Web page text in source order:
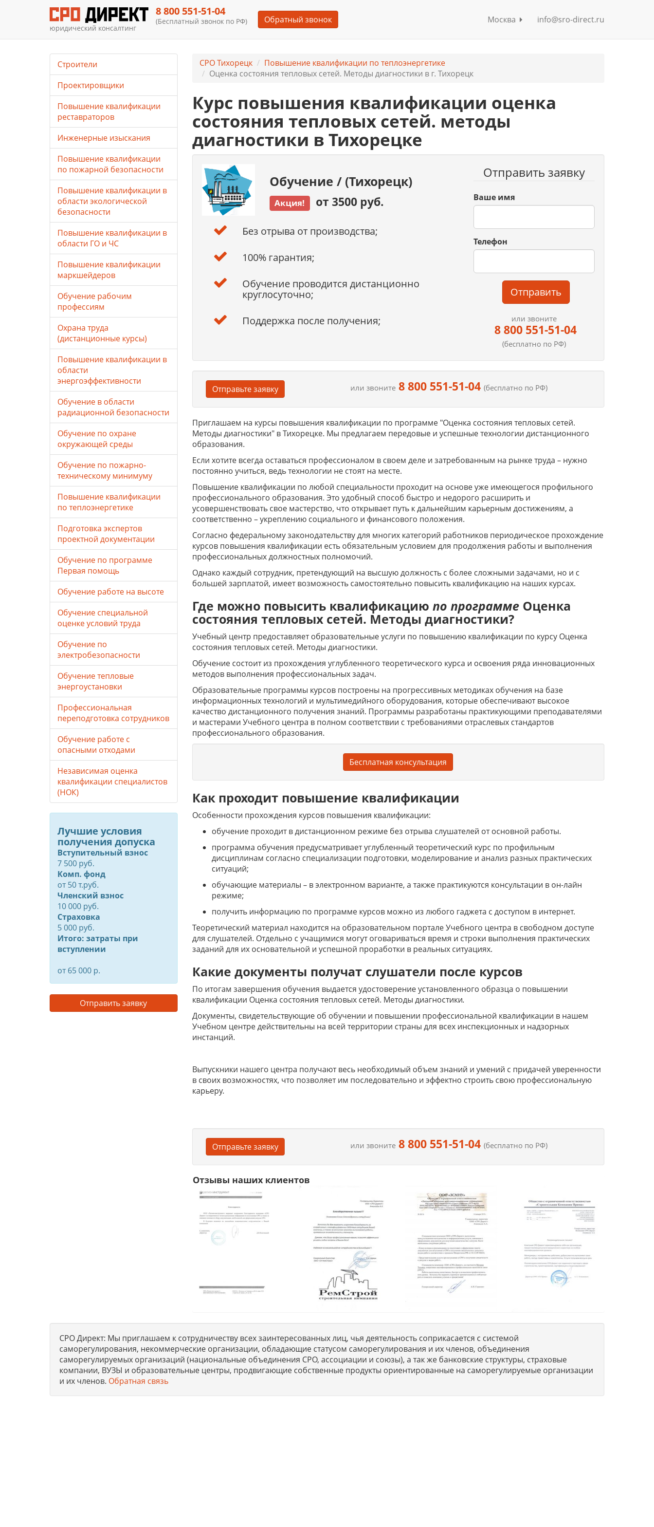
юридический консалтинг
8 800 551-51-04
(Бесплатный звонок по РФ) Обратный звонок Москва info@sro-direct.ru
СРО Тихорецк
Повышение квалификации по теплоэнергетике
Оценка состояния тепловых сетей. Методы диагностики в г. Тихорецк
Курс повышения квалификации оценка
состояния тепловых сетей. методы
диагностики в Тихорецке
Обучение / (Тихорецк)
Акция! от 3500 руб.
Без отрыва от производства;
100% гарантия;
Обучение проводится дистанционно
круглосуточно;
Поддержка после получения;
Отправить заявку
Ваше имя
Телефон
Отправить
или звоните
8 800 551-51-04
(бесплатно по РФ)
Отправьте заявку или звоните 8 800 551-51-04(бесплатно по РФ)
Приглашаем на курсы повышения квалификации по программе "Оценка состояния тепловых сетей.
Методы диагностики" в Тихорецке. Мы предлагаем передовые и успешные технологии дистанционного
образования.
Если хотите всегда оставаться профессионалом в своем деле и затребованным на рынке труда – нужно
постоянно учиться, ведь технологии не стоят на месте.
Повышение квалификации по любой специальности проходит на основе уже имеющегося профильного
профессионального образования. Это удобный способ быстро и недорого расширить и
усовершенствовать свое мастерство, что открывает путь к дальнейшим карьерным достижениям, а
соответственно – укреплению социального и финансового положения.
Согласно федеральному законодательству для многих категорий работников периодическое прохождение
курсов повышения квалификации есть обязательным условием для продолжения работы и выполнения
профессиональных должностных полномочий.
Однако каждый сотрудник, претендующий на высшую должность с более сложными задачами, но и с
большей зарплатой, имеет возможность самостоятельно повысить квалификацию на наших курсах.
Где можно повысить квалификацию по программе Оценка
состояния тепловых сетей. Методы диагностики?
Учебный центр предоставляет образовательные услуги по повышению квалификации по курсу Оценка
состояния тепловых сетей. Методы диагностики.
Обучение состоит из прохождения углубленного теоретического курса и освоения ряда инновационных
методов выполнения профессиональных задач.
Образовательные программы курсов построены на прогрессивных методиках обучения на базе
информационных технологий и мультимедийного оборудования, которые обеспечивают высокое
качество дистанционного получения знаний. Программы разработаны практикующими преподавателями
и мастерами Учебного центра в полном соответствии с требованиями отраслевых стандартов
профессионального образования.
Бесплатная консультация
Как проходит повышение квалификации
Особенности прохождения курсов повышения квалификации:
обучение проходит в дистанционном режиме без отрыва слушателей от основной работы.
программа обучения предусматривает углубленный теоретический курс по профильным
дисциплинам согласно специализации подготовки, моделирование и анализ разных практических
ситуаций;
обучающие материалы – в электронном варианте, а также практикуются консультации в он-лайн
режиме;
получить информацию по программе курсов можно из любого гаджета с доступом в интернет.
Теоретический материал находится на образовательном портале Учебного центра в свободном доступе
для слушателей. Отдельно с учащимися могут оговариваться время и строки выполнения практических
заданий для их основательной и успешной проработки в реальных ситуациях.
Какие документы получат слушатели после курсов
По итогам завершения обучения выдается удостоверение установленного образца о повышении
квалификации Оценка состояния тепловых сетей. Методы диагностики.
Документы, свидетельствующие об обучении и повышении профессиональной квалификации в нашем
Учебном центре действительны на всей территории страны для всех инспекционных и надзорных
инстанций.
Выпускники нашего центра получают весь необходимый объем знаний и умений с придачей уверенности
в своих возможностях, что позволяет им последовательно и эффектно строить свою профессиональную
карьеру.
Отправьте заявку или звоните 8 800 551-51-04(бесплатно по РФ)
Отзывы наших клиентов
Строители
Проектировщики
Повышение квалификации
реставраторов
Инженерные изыскания
Повышение квалификации
по пожарной безопасности
Повышение квалификации в
области экологической
безопасности
Повышение квалификации в
области ГО и ЧС
Повышение квалификации
маркшейдеров
Обучение рабочим
профессиям
Охрана труда
(дистанционные курсы)
Повышение квалификации в
области
энергоэффективности
Обучение в области
радиационной безопасности
Обучение по охране
окружающей среды
Обучение по пожарно-
техническому минимуму
Повышение квалификации
по теплоэнергетике
Подготовка экспертов
проектной документации
Обучение по программе
Первая помощь
Обучение работе на высоте
Обучение специальной
оценке условий труда
Обучение по
электробезопасности
Обучение тепловые
энергоустановки
Профессиональная
переподготовка сотрудников
Обучение работе с
опасными отходами
Независимая оценка
квалификации специалистов
(НОК)
Лучшие условия
получения допуска
Вступительный взнос
7 500 руб.
Комп. фонд
от50т.руб.
Членский взнос
10 000 руб.
Страховка
5 000 руб.
Итого: затраты при
вступлении
от 65 000 р.
Отправить заявку
СРО Директ: Мы приглашаем к сотрудничеству всех заинтересованных лиц, чья деятельность соприкасается с системой
саморегулирования, некоммерческие организации, обладающие статусом саморегулирования и их членов, объединения
саморегулируемых организаций (национальные объединения СРО, ассоциации и союзы), а так же банковские структуры, страховые
компании, ВУЗЫ и образовательные центры, продвигающие собственные продукты ориентированные на саморегулируемые организации
и их членов. Обратная связь